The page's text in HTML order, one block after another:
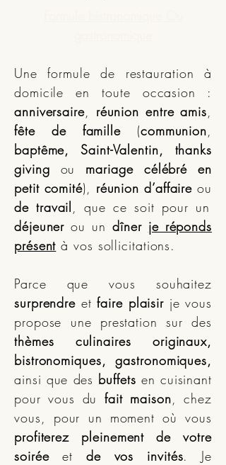
Une formule de restauration à
domicile en toute occasion :
anniversaire, réunion entre amis,
fête de famille(communion,
baptême, Saint-Valentin, thanks
giving ou mariage célébré en
petit comité), réunion d’affaireou
de travail, que ce soit pour un
déjeunerou undîner je réponds
présent à vos sollicitations.
Parce que vous souhaitez
surprendre etfaire plaisir je vous
propose une prestation sur des
thèmes culinaires originaux,
bistronomiques, gastronomiques,
ainsi que des buffets en cuisinant
pour vous dufait maison, chez
vous, pour un moment où vous
profiterez pleinement de votre
soiréeet de vos invités. Je